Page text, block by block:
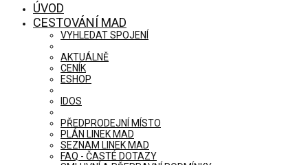
ÚVOD
CESTOVÁNÍ MAD
VYHLEDAT SPOJENÍ
AKTUÁLNĚ
CENÍK
ESHOP
IDOS
PŘEDPRODEJNÍ MÍSTO
PLÁN LINEK MAD
SEZNAM LINEK MAD
FAQ - ČASTÉ DOTAZY